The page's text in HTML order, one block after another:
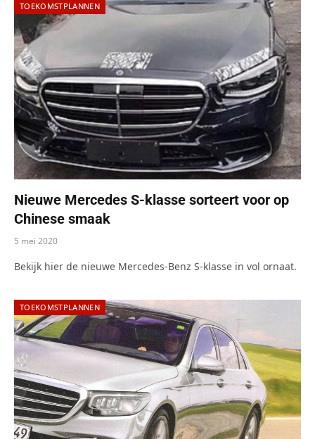
TOEKOMSTPLANNEN
Nieuwe Mercedes S-klasse sorteert voor op
Chinese smaak
5 mei 2020
Bekijk hier de nieuwe Mercedes-Benz S-klasse in vol ornaat.
TOEKOMSTPLANNEN